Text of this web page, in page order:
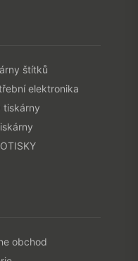
štítků
elektronika
tiskárny
obchod